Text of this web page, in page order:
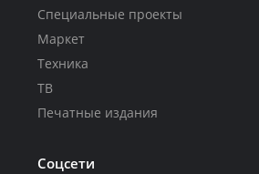
Специальные проекты
Маркет
Техника
ТВ
Печатные издания
Соцсети